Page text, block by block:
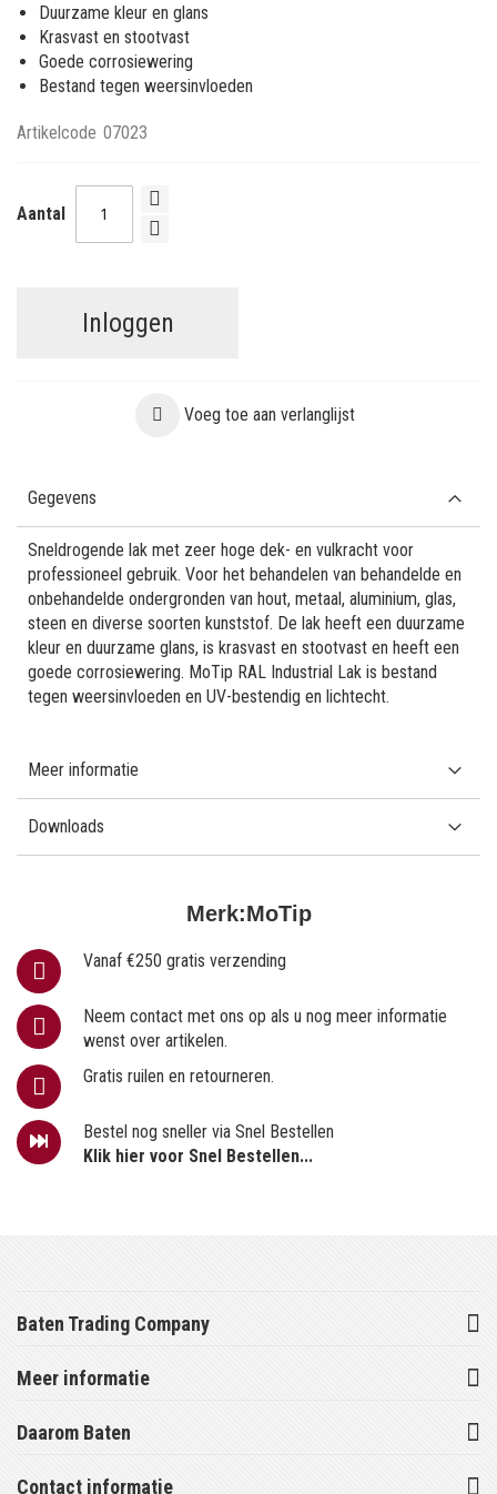
Duurzame kleur en glans
Krasvast en stootvast
Goede corrosiewering
Bestand tegen weersinvloeden
Artikelcode 07023
Aantal
Inloggen
Voeg toe aan verlanglijst
Merk:MoTip
Vanaf €250 gratis verzending
Neem contact met ons op als u nog meer informatie
wenst over artikelen.
Gratis ruilen en retourneren.
Bestel nog sneller via Snel Bestellen
Klik hier voor Snel Bestellen...
Gegevens
Sneldrogende lak met zeer hoge dek- en vulkracht voor
professioneel gebruik. Voor het behandelen van behandelde en
onbehandelde ondergronden van hout, metaal, aluminium, glas,
steen en diverse soorten kunststof. De lak heeft een duurzame
kleur en duurzame glans, is krasvast en stootvast en heeft een
goede corrosiewering. MoTip RAL Industrial Lak is bestand
tegen weersinvloeden en UV-bestendig en lichtecht.
Meer informatie
Downloads
Baten Trading Company
Meer informatie
Daarom Baten
Contact informatie